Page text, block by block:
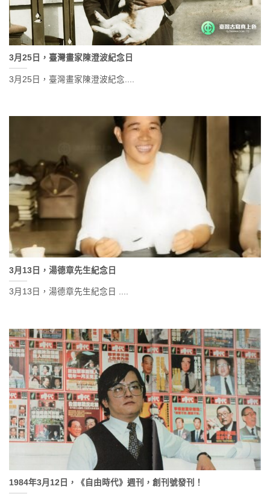
3月25日，臺灣畫家陳澄波紀念日
3月25日，臺灣畫家陳澄波紀念....
3月13日，湯德章先生紀念日
3月13日，湯德章先生紀念日 ....
1984年3月12日，《自由時代》週刊，創刊號發刊！